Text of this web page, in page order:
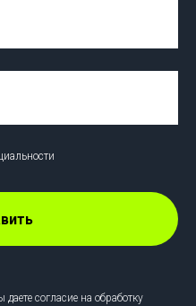
согласие на обработку